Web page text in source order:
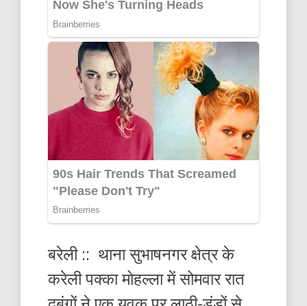
बरेली :: थाना सुभाषनगर क्षेत्र के
करेली पक्का मोहल्ला में सोमवार रात